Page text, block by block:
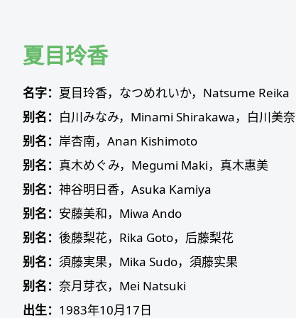
夏目玲香
名字： 夏目玲香，なつめれいか，Natsume Reika
别名： 白川みなみ，Minami Shirakawa，白川美奈
别名： 岸杏南，Anan Kishimoto
别名： 真木めぐみ，Megumi Maki，真木惠美
别名： 神谷明日香，Asuka Kamiya
别名： 安藤美和，Miwa Ando
别名： 後藤梨花，Rika Goto，后藤梨花
别名： 須藤実果，Mika Sudo，須藤实果
别名： 奈月芽衣，Mei Natsuki
出生： 1983年10月17日